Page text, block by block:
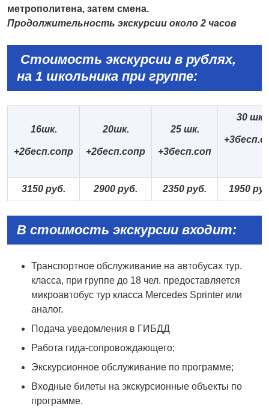
метрополитена, затем смена.
Продолжительность экскурсии около 2 часов
Стоимость экскурсии в рублях,
на 1 школьника при группе:
16шк.
+2бесп.сопр
20шк.
+2бесп.сопр
25 шк.
+3бесп.соп
30 шк.
3150 руб. 2900 руб. 2350 руб. 1950
В стоимость экскурсии входит:
Транспортное обслуживание на автобусах тур.
класса, при группе до 18 чел. предоставляется
микроавтобус тур класса Mercedes Sprinter или
аналог.
Подача уведомления в ГИБДД
Работа гида-сопровождающего;
Экскурсионное обслуживание по программе;
Входные билеты на экскурсионные объекты по
программе.